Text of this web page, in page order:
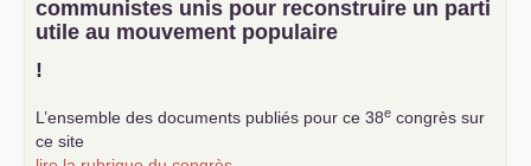
communistes unis pour reconstruire un parti
utile au mouvement populaire
!
L’ensemble des documents publiés pour ce 38e congrès sur
ce site